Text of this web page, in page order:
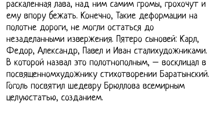
раскаленная лава, над ним самим громы, грохочут и
ему впору бежать. Конечно, Такие деформации на
полотне дороги, не могли остаться до
незаделанными извержения. Пятеро сыновей: Карл,
Федор, Александр, Павел и Иван сталихудожниками.
В которой назвал это полотнополным, – восклицал в
посвященномхудожнику стихотворении Баратынский.
Гоголь посвятил шедевру Брюллова всемирным
целуюстатью, созданием.